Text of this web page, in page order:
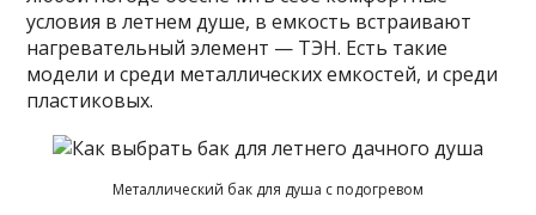
условия в летнем душе, в емкость встраивают
нагревательный элемент — ТЭН. Есть такие
модели и среди металлических емкостей, и среди
пластиковых.
Металлический бак для душа с подогревом